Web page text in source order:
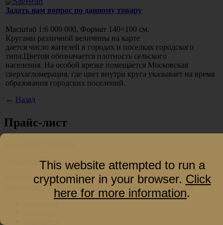
Задать нам вопрос по данному товару
Масштаб 1:6 000 000, Формат 140×100 см.
Кругами различной величины на карте
дается число жителей в городах и поселках городского
типа.Цветом обозначается плотность сельского
населения. На особой врезке помещается Московская
сверхагломерация, где цвет внутри круга указывает на время
образования городских поселений.
← Назад
Прайс-лист
скачать прайс-лист
Категории
Школьное оборудование и учебные наглядные пособия
This website attempted to run a
cryptominer in your browser. Click
here for more information.